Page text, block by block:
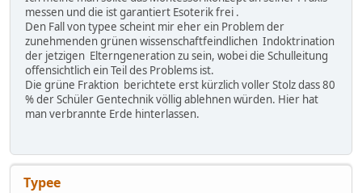
messen und die ist garantiert Esoterik frei .
Den Fall von typee scheint mir eher ein Problem der
zunehmenden grünen wissenschaftfeindlichen Indoktrination
der jetzigen Elterngeneration zu sein, wobei die Schulleitung
offensichtlich ein Teil des Problems ist.
Die grüne Fraktion berichtete erst kürzlich voller Stolz dass 80
% der Schüler Gentechnik völlig ablehnen würden. Hier hat
man verbrannte Erde hinterlassen.
Typee